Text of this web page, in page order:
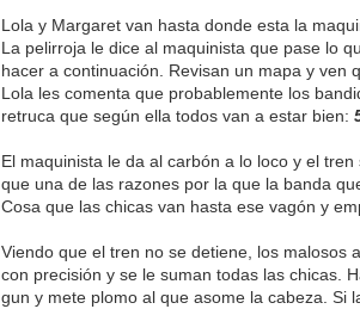
Lola y Margaret van hasta donde esta la
La pelirroja le dice al maquinista que pase lo
hacer a continuación. Revisan un mapa y ven
Lola les comenta que probablemente los
retruca que según ella todos van a estar bien:
El maquinista le da al carbón a lo loco y el
que una de las razones por la que la banda
Cosa que las chicas van hasta ese vagón y
Viendo que el tren no se detiene, los malosos
con precisión y se le suman todas las chicas.
gun y mete plomo al que asome la cabeza. Si